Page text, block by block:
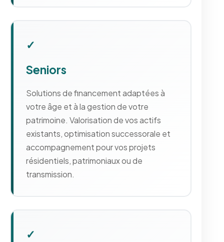
✓
Seniors
Solutions de financement adaptées à
votre âge et à la gestion de votre
patrimoine. Valorisation de vos actifs
existants, optimisation successorale et
accompagnement pour vos projets
résidentiels, patrimoniaux ou de
transmission.
✓